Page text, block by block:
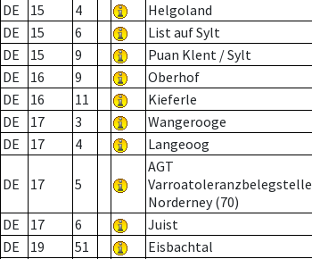
DE
15 4 Helgoland
DE
15 6 List auf Sylt
DE
15 9 Puan Klent / Sylt
DE
16 9 Oberhof
DE
16 11 Kieferle
DE
17 3 Wangerooge
DE
17 4 Langeoog
DE 17 5
AGT
Varroatoleranzbelegstelle
Norderney (70)
DE 17 6 Juist
DE
19 51 Eisbachtal